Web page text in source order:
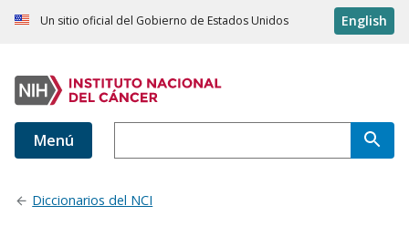
Un sitio oficial del Gobierno de Estados Unidos English
Menú
Diccionarios del NCI